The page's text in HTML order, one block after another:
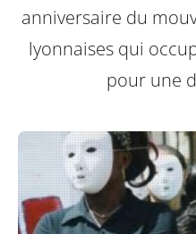
anniversaire du
lyonnaises qui
pour une